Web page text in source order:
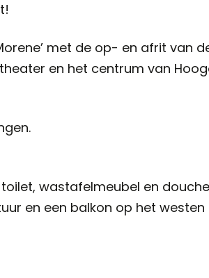
met de op- en afrit van
en het centrum van
wastafelmeubel en
en een balkon op het westen